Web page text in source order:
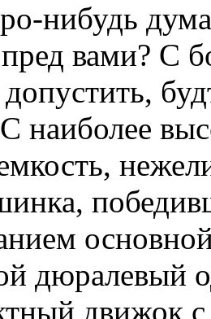
нибудь
вами? С
наиболее
дюралевый
движок